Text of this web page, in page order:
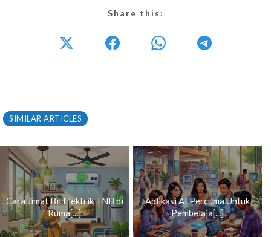
Share this:
SIMILAR ARTICLES
Cara Jimat Bil Elektrik TNB di
Ruma[...]
Aplikasi AI Percuma Untuk
Pembelaja[...]